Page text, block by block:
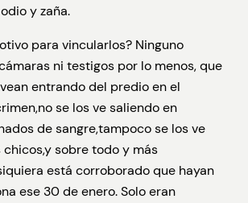
y zaña.
para vincularlos? Ninguno
ni testigos por lo menos, que
entrando del predio en el
se los ve saliendo en
de sangre,tampoco se los ve
chicos,y sobre todo y más
está corroborado que hayan
ese 30 de enero. Solo eran